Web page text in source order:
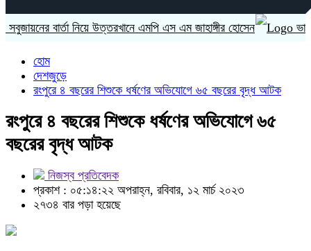
বার্তা নিয়ে উত্তরখানে এমপি এস এম জাহাঙ্গীর হোসেন ভারত
হোম
দেশজুড়ে
রংপুরে ৪ বছরের শিশুকে ধর্ষণের অভিযোগে ৬৫ বছরের বৃদ্ধ আটক
রংপুরে ৪ বছরের শিশুকে ধর্ষণের অভিযোগে ৬৫
বছরের বৃদ্ধ আটক
নিজস্ব প্রতিবেদক
প্রকাশ : ০৫:১৪:২২ অপরাহ্ন, রবিবার, ১২ মার্চ ২০২৩
২৭৩৪ বার পড়া হয়েছে